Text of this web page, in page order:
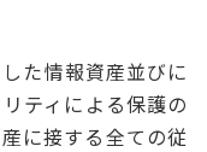
た情報資産並びに
ティによる保護の
に接する全ての従